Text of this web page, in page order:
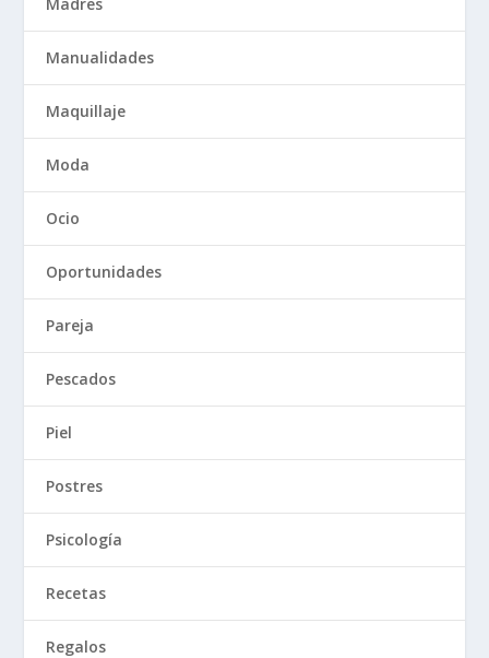
Manualidades
Maquillaje
Moda
Ocio
Oportunidades
Pareja
Pescados
Piel
Postres
Psicología
Recetas
Regalos